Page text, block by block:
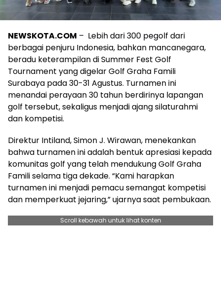
NEWSKOTA.COM – Lebih dari 300 pegolf dari
berbagai penjuru Indonesia, bahkan mancanegara,
beradu keterampilan di Summer Fest Golf
Tournament yang digelar Golf Graha Famili
Surabaya pada 30-31 Agustus. Turnamen ini
menandai perayaan 30 tahun berdirinya lapangan
golf tersebut, sekaligus menjadi ajang silaturahmi
dan kompetisi.
Direktur Intiland, Simon J. Wirawan, menekankan
bahwa turnamen ini adalah bentuk apresiasi kepada
komunitas golf yang telah mendukung Golf Graha
Famili selama tiga dekade. “Kami harapkan
turnamen ini menjadi pemacu semangat kompetisi
dan memperkuat jejaring,” ujarnya saat pembukaan.
Scroll kebawah untuk lihat konten